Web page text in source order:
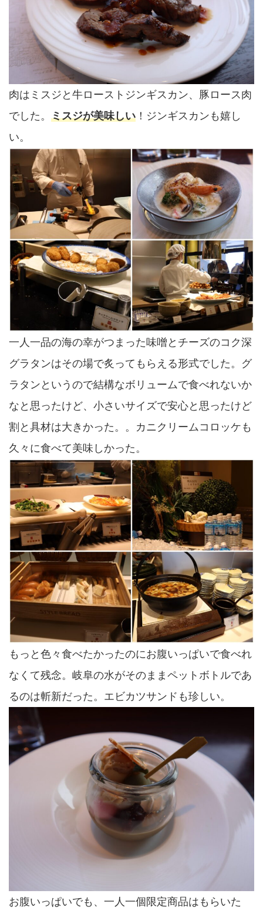
肉はミスジと牛ローストジンギスカン、豚ロース肉
でした。 ミスジが美味しい ！ジンギスカンも嬉し
い。
一人一品の海の幸がつまった味噌とチーズのコク深
グラタンはその場で炙ってもらえる形式でした。グ
ラタンというので結構なボリュームで食べれないか
なと思ったけど、小さいサイズで安心と思ったけど
割と具材は大きかった。。カニクリームコロッケも
久々に食べて美味しかった。
もっと色々食べたかったのにお腹いっぱいで食べれ
なくて残念。岐阜の水がそのままペットボトルであ
るのは斬新だった。エビカツサンドも珍しい。
お腹いっぱいでも、一人一個限定商品はもらいた